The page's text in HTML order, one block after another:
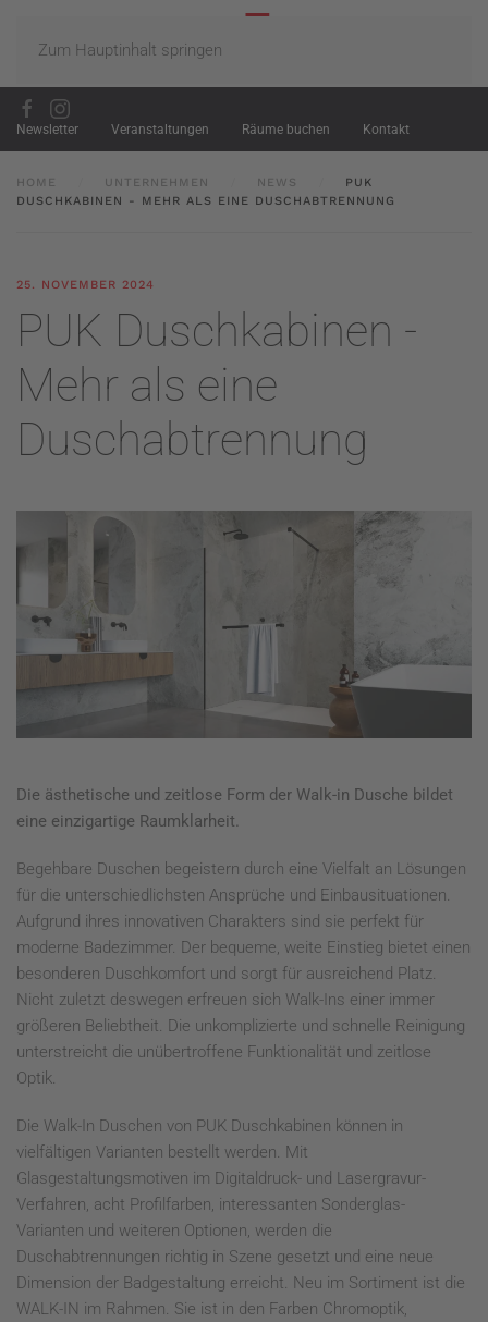
Zum Hauptinhalt springen
Newsletter Veranstaltungen Räume buchen Kontakt
HOME UNTERNEHMEN NEWS
PUK
DUSCHKABINEN - MEHR ALS EINE DUSCHABTRENNUNG
25. NOVEMBER 2024
PUK Duschkabinen -
Mehr als eine
Duschabtrennung
Die ästhetische und zeitlose Form der Walk-in Dusche bildet
eine einzigartige Raumklarheit.
Begehbare Duschen begeistern durch eine Vielfalt an Lösungen
für die unterschiedlichsten Ansprüche und Einbausituationen.
Aufgrund ihres innovativen Charakters sind sie perfekt für
moderne Badezimmer. Der bequeme, weite Einstieg bietet einen
besonderen Duschkomfort und sorgt für ausreichend Platz.
Nicht zuletzt deswegen erfreuen sich Walk-Ins einer immer
größeren Beliebtheit. Die unkomplizierte und schnelle Reinigung
unterstreicht die unübertroffene Funktionalität und zeitlose
Optik.
Die Walk-In Duschen von PUK Duschkabinen können in
vielfältigen Varianten bestellt werden. Mit
Glasgestaltungsmotiven im Digitaldruck- und Lasergravur-
Verfahren, acht Profilfarben, interessanten Sonderglas-
Varianten und weiteren Optionen, werden die
Duschabtrennungen richtig in Szene gesetzt und eine neue
Dimension der Badgestaltung erreicht. Neu im Sortiment ist die
WALK-IN im Rahmen. Sie ist in den Farben Chromoptik,